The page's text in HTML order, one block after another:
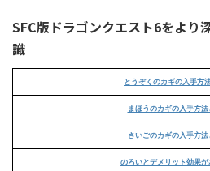
SFC版ドラゴンクエスト6をより
識
とうぞくのカギの入手方
まほうのカギの入手方
さいごのカギの入手方法
のろいとデメリット効果が